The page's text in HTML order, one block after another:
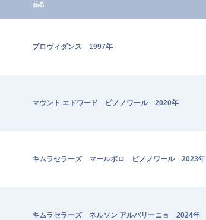
品名-
プロヴィダンス 1997年
マウント エドワード ピノノワール 2020年
キムラセラーズ マールボロ ピノノワール 2023年
キムラセラーズ ネルソン アルバリーニョ 2024年